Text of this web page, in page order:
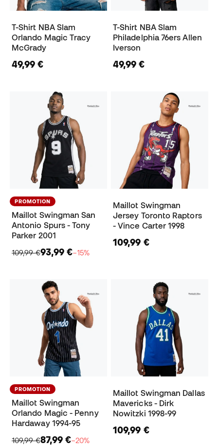
T-Shirt NBA Slam
Orlando Magic Tracy
McGrady
49,99 €
T-Shirt NBA Slam
Philadelphia 76ers Allen
Iverson
49,99 €
PROMOTION
Maillot Swingman San
Antonio Spurs - Tony
Parker 2001
109,99 €93,99 €−15%
Maillot Swingman
Jersey Toronto Raptors
- Vince Carter 1998
109,99 €
PROMOTION
Maillot Swingman
Orlando Magic - Penny
Hardaway 1994-95
109,99 €87,99 €−20%
Maillot Swingman Dallas
Mavericks - Dirk
Nowitzki 1998-99
109,99 €